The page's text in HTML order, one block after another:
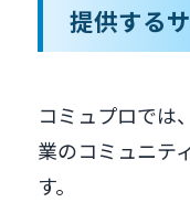
提供する
コミュプロでは
業のコミュニテ
す。